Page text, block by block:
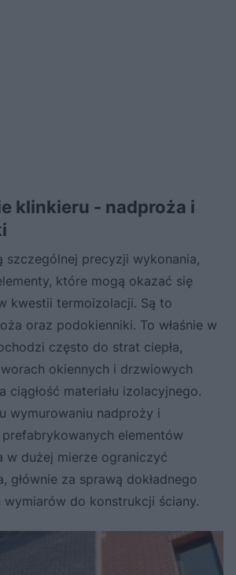
klinkieru - nadproża i
szczególnej precyzji wykonania,
które mogą okazać się
kwestii termoizolacji. Są to
oraz podokienniki. To właśnie w
często do strat ciepła,
okiennych i drzwiowych
ciągłość materiału izolacyjnego.
wymurowaniu nadproży i
elementów
w dużej mierze ograniczyć
głównie za sprawą dokładnego
do konstrukcji ściany.